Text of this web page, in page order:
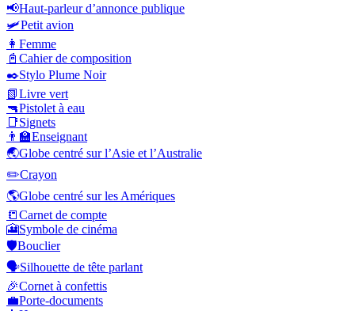
📢Haut-parleur d’annonce publique
🛩️Petit avion
👩 Femme
📓 Cahier de composition
✒️Stylo Plume Noir
📗Livre vert
🔫Pistolet à eau
📑Signets
👨‍🏫Enseignant
🌏Globe centré sur l’Asie et l’Australie
✏️Crayon
🌎Globe centré sur les Amériques
📒Carnet de compte
🎦Symbole de cinéma
🛡️Bouclier
🗣️Silhouette de tête parlant
🎉Cornet à confettis
💼Porte-documents